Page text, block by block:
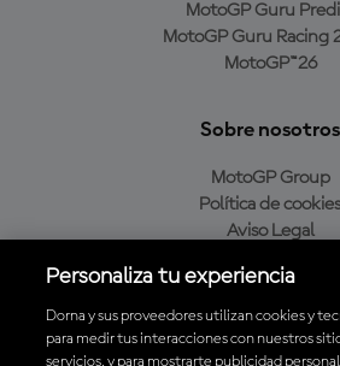
MotoGP Guru
MotoGP Guru Racing
MotoGP™26
Sobre nosotros
MotoGP Group
Política de cookies
Aviso Legal
Política de compra
Personaliza tu experiencia
Dorna y sus proveedores utilizan cookies y
para medir tus interacciones con nuestros
servicios, y para mostrarte publicidad